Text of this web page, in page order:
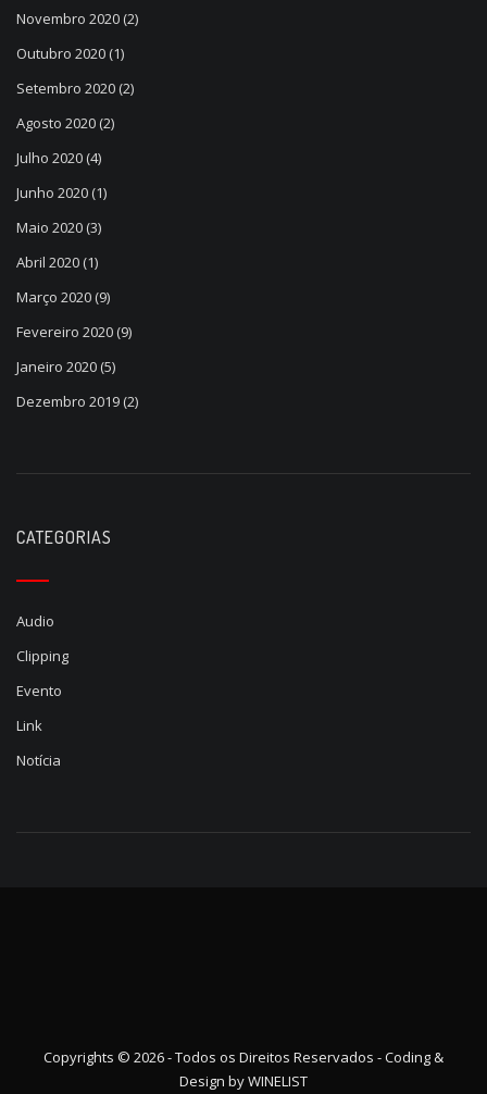
Novembro 2020 (2)
Outubro 2020 (1)
Setembro 2020 (2)
Agosto 2020 (2)
Julho 2020 (4)
Junho 2020 (1)
Maio 2020 (3)
Abril 2020 (1)
Março 2020 (9)
Fevereiro 2020 (9)
Janeiro 2020 (5)
Dezembro 2019 (2)
CATEGORIAS
Audio
Clipping
Evento
Link
Notícia
Copyrights © 2026 - Todos os Direitos Reservados - Coding &
Design byWINELIST